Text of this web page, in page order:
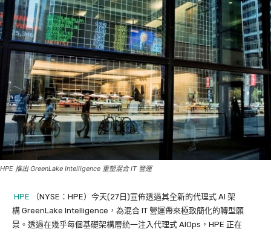
HPE 推出 GreenLake Intelligence 重塑混合 IT 營運
HPE （NYSE：HPE）今天(27日)宣佈透過其全新的代理式 AI 架
構 GreenLake Intelligence，為混合 IT 營運帶來極致簡化的轉型願
景。透過在幾乎每個基礎架構層統一注入代理式 AIOps，HPE 正在